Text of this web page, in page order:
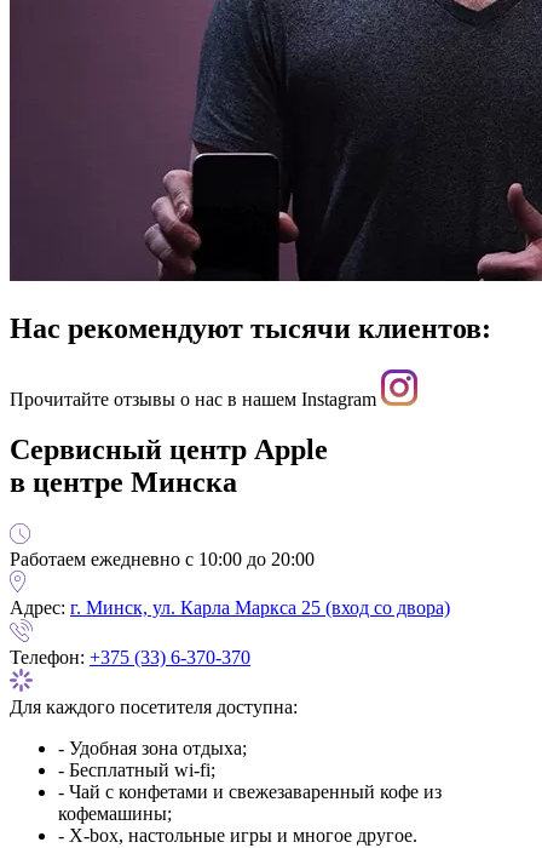
Нас рекомендуют тысячи клиентов:
Прочитайте отзывы о нас в нашем Instagram
Сервисный центр Apple
в центре Минска
Работаем ежедневно с 10:00 до 20:00
Адрес: г. Минск, ул. Карла Маркса 25 (вход со двора)
Телефон: +375 (33) 6-370-370
Для каждого посетителя доступна:
- Удобная зона отдыха;
- Бесплатный wi-fi;
- Чай с конфетами и свежезаваренный кофе из
кофемашины;
- X-box, настольные игры и многое другое.